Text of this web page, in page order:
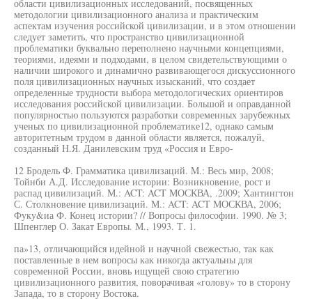
области цивилизационных исследований, посвященных
методологии цивилизационного анализа и практическим
аспектам изучения российской цивилизации, и в этом отношении
следует заметить, что пространство цивилизационной
проблематики буквально переполнено научными концепциями,
теориями, идеями и подходами, в целом свидетельствующими о
наличии широкого и динамично развивающегося дискуссионного
поля цивилизационных научных изысканий, что создает
определенные трудности выбора методологических ориентиров
исследования российской цивилизации. Большой и оправданной
популярностью пользуются разработки современных зарубежных
ученых по цивилизационной проблематике12, однако самым
авторитетным трудом в данной области является, пожалуй,
созданный Н.Я. Данилевским труд «Россия и Евро-
12 Бродель Ф. Грамматика цивилизаций. M.: Весь мир, 2008;
Тойнби А.Д. Исследование истории: Возникновение, рост и
распад цивилизаций. М.: ACT: ACT МОСКВА, .2009; Хантингтон
С. Столкновение цивилизаций. М.: ACT: ACT МОСКВА, 2006;
Фуку&иа Ф. Конец истории? // Вопросы философии. 1990. № 3;
Шпенглер О. Закат Европы. М., 1993. Т. 1.
па»13, отличающийся идейной и научной свежестью, так как
поставленные в нем вопросы как никогда актуальны для
современной России, вновь ищущей свою стратегию
цивилизационного развития, поворачивая «голову» то в сторону
Запада, то в сторону Востока.